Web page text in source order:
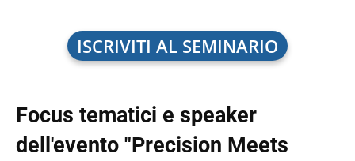
ISCRIVITI AL SEMINARIO
Focus tematici e speaker
dell'evento "Precision Meets